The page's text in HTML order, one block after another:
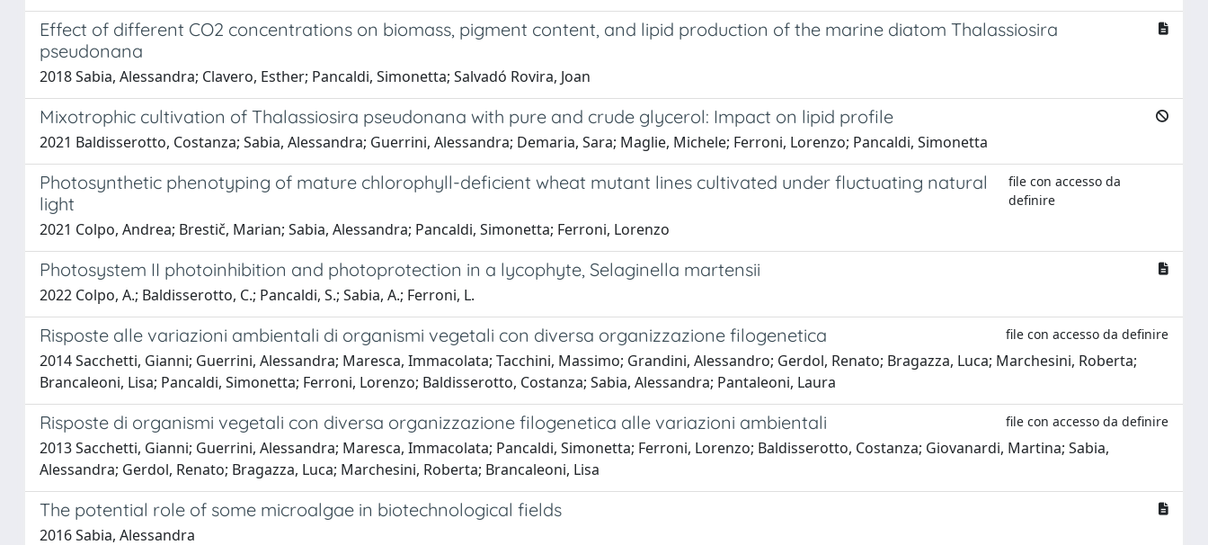
Effect of different CO2 concentrations on biomass, pigment content, and lipid production of the marine diatom Thalassiosira
pseudonana
2018 Sabia, Alessandra; Clavero, Esther; Pancaldi, Simonetta; Salvadó Rovira, Joan
Mixotrophic cultivation of Thalassiosira pseudonana with pure and crude glycerol: Impact on lipid profile
2021 Baldisserotto, Costanza; Sabia, Alessandra; Guerrini, Alessandra; Demaria, Sara; Maglie, Michele; Ferroni, Lorenzo; Pancaldi, Simonetta
Photosynthetic phenotyping of mature chlorophyll-deficient wheat mutant lines cultivated under fluctuating natural
light
file con accesso da
definire
2021 Colpo, Andrea; Brestič, Marian; Sabia, Alessandra; Pancaldi, Simonetta; Ferroni, Lorenzo
Photosystem II photoinhibition and photoprotection in a lycophyte, Selaginella martensii
2022 Colpo, A.; Baldisserotto, C.; Pancaldi, S.; Sabia, A.; Ferroni, L.
Risposte alle variazioni ambientali di organismi vegetali con diversa organizzazione filogenetica file con accesso da definire
2014 Sacchetti, Gianni; Guerrini, Alessandra; Maresca, Immacolata; Tacchini, Massimo; Grandini, Alessandro; Gerdol, Renato; Bragazza, Luca; Marchesini, Roberta;
Brancaleoni, Lisa; Pancaldi, Simonetta; Ferroni, Lorenzo; Baldisserotto, Costanza; Sabia, Alessandra; Pantaleoni, Laura
Risposte di organismi vegetali con diversa organizzazione filogenetica alle variazioni ambientali file con accesso da definire
2013 Sacchetti, Gianni; Guerrini, Alessandra; Maresca, Immacolata; Pancaldi, Simonetta; Ferroni, Lorenzo; Baldisserotto, Costanza; Giovanardi, Martina; Sabia,
Alessandra; Gerdol, Renato; Bragazza, Luca; Marchesini, Roberta; Brancaleoni, Lisa
The potential role of some microalgae in biotechnological fields
2016 Sabia, Alessandra